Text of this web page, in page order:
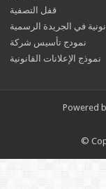
قفل التصفية
في الجريدة الرسمية
نمودج تأسيس شركة
نموذج الإعلانات القانونية
Powered
©